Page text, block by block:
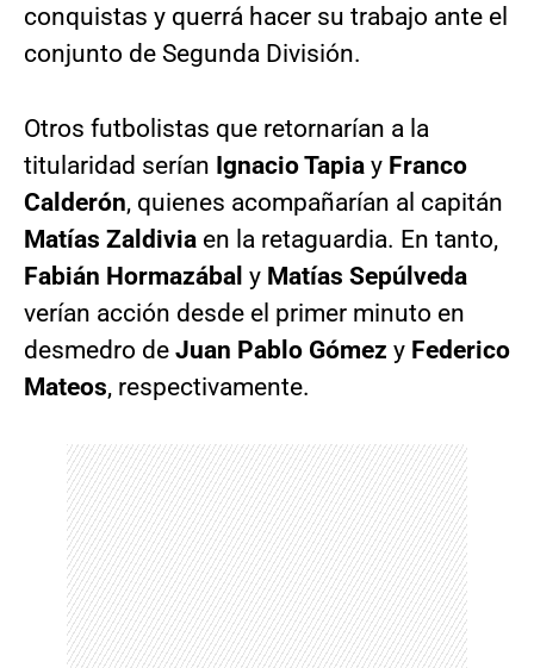
conquistas y querrá hacer su trabajo ante el
conjunto de Segunda División.
Otros futbolistas que retornarían a la
titularidad serían Ignacio Tapia y Franco
Calderón, quienes acompañarían al capitán
Matías Zaldivia en la retaguardia. En tanto,
Fabián Hormazábal y Matías Sepúlveda
verían acción desde el primer minuto en
desmedro de Juan Pablo Gómez y Federico
Mateos, respectivamente.